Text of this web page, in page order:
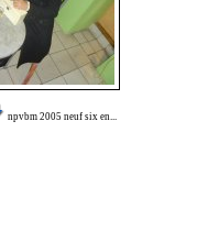
npvbm 2005 neuf six en...